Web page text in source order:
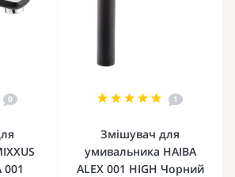
0
001
1
Змішувач для
умивальника HAIBA
ALEX 001 HIGH Чорний